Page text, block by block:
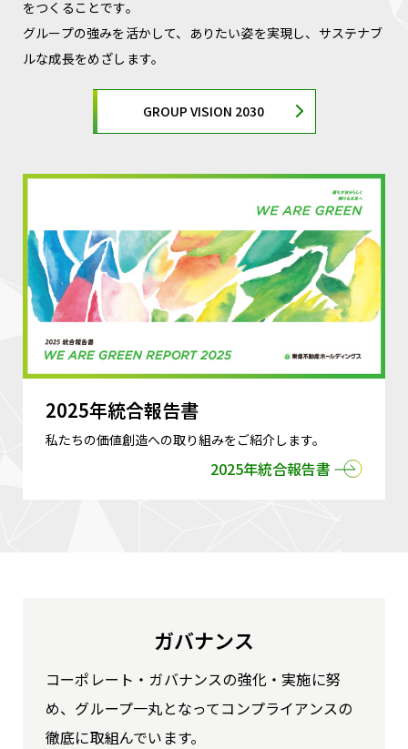
をつくることです。
グループの強みを活かして、ありたい姿を実現し、サステナブ
ルな成長をめざします。
GROUP VISION 2030
2025年統合報告書
私たちの価値創造への取り組みをご紹介します。
2025年統合報告書
ガバナンス
コーポレート・ガバナンスの強化・実施に努
め、グループ一丸となってコンプライアンスの
徹底に取組んでいます。